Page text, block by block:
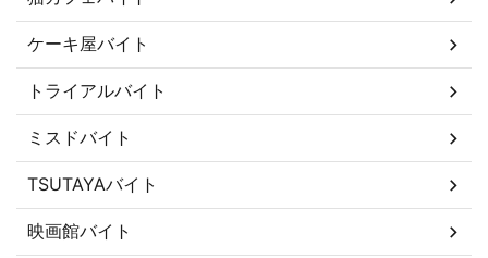
ケーキ屋バイト
トライアルバイト
ミスドバイト
TSUTAYAバイト
映画館バイト